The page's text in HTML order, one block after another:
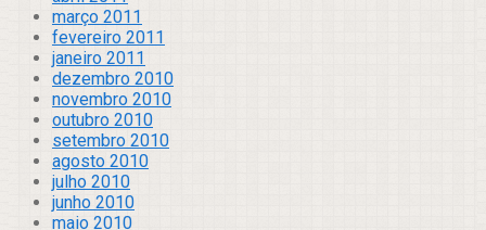
março 2011
fevereiro 2011
janeiro 2011
dezembro 2010
novembro 2010
outubro 2010
setembro 2010
agosto 2010
julho 2010
junho 2010
maio 2010